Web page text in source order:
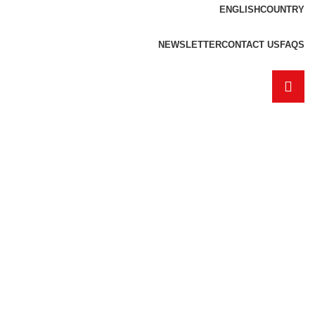
ENGLISHCOUNTRY
NEWSLETTERCONTACT US FAQS